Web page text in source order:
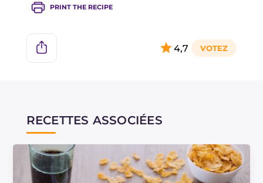
PRINT THE RECIPE
4,7
RECETTES ASSOCIÉES